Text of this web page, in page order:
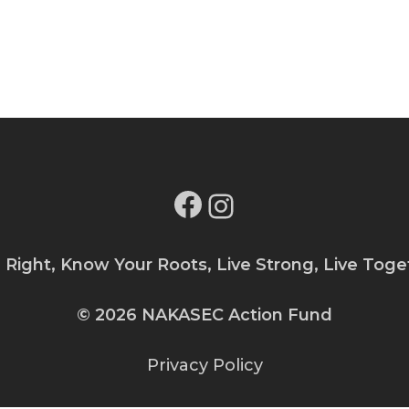
Facebook
Right, Know Your Roots, Live Strong, Live
© 2026 NAKASEC Action Fund
Privacy Policy